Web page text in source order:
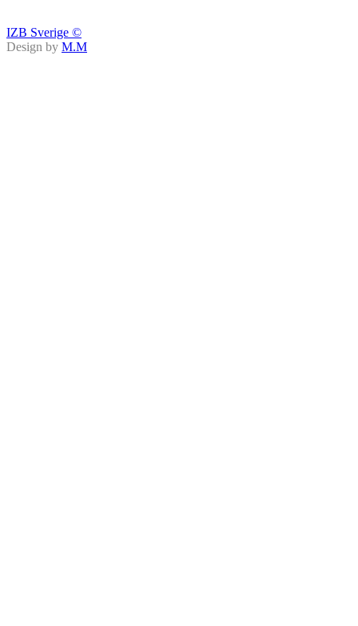
IZB Sverige ©
Design by M.M